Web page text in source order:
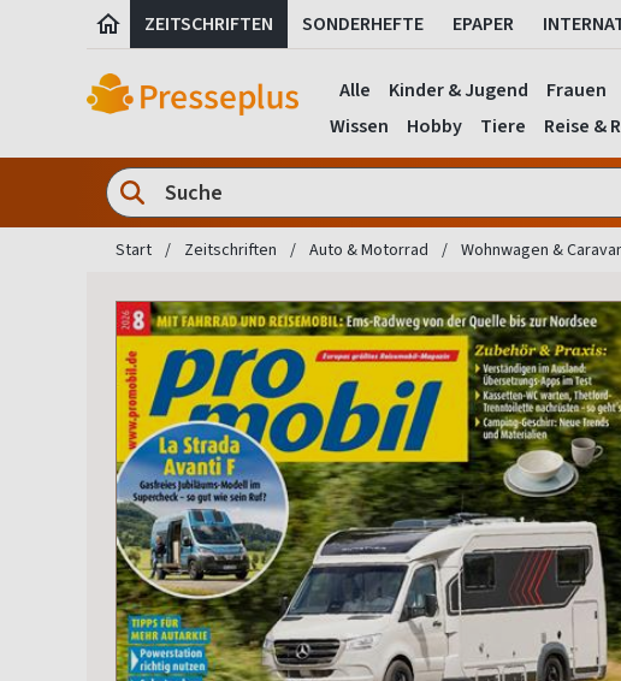
ZEITSCHRIFTEN SONDERHEFTE EPAPER
Alle Kinder & Jugend Frauen
Wissen
Hobby Tiere Reise &
Start Zeitschriften Auto & Motorrad Wohnwagen &